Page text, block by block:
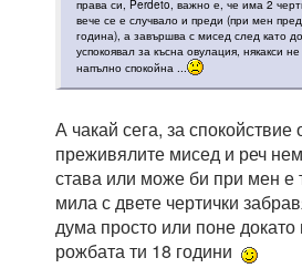
права си, Perdeto, важно е, че има 2
вече се е случвало и преди (при мен
година), а завършва с мисед след като
успокоявал за късна овулация, някакси
напълно спокойна ...
А чакай сега, за спокойствие
преживялите мисед и реч
става или може би при мен е
мила с двете чертички
дума просто или поне
рожбата ти 18 години